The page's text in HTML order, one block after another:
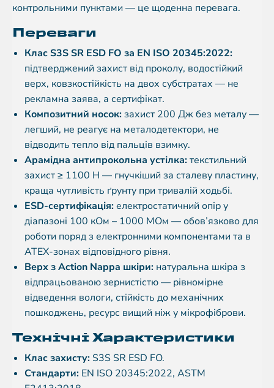
контрольними пунктами — це щоденна перевага.
Переваги
Клас S3S SR ESD FO за EN ISO 20345:2022:
підтверджений захист від проколу, водостійкий
верх, ковзкостійкість на двох субстратах — не
рекламна заява, а сертифікат.
Композитний носок:захист 200 Дж без металу —
легший, не реагує на металодетектори, не
відводить тепло від пальців взимку.
Арамідна антипрокольна устілка:текстильний
захист ≥ 1100 Н — гнучкіший за сталеву пластину,
краща чутливість ґрунту при тривалій ходьбі.
ESD-сертифікація:електростатичний опір у
діапазоні 100 кОм – 1000 МОм — обов’язково для
роботи поряд з електронними компонентами та в
ATEX-зонах відповідного рівня.
Верх з Action Nappa шкіри: натуральна шкіра з
відпрацьованою зернистістю — рівномірне
відведення вологи, стійкість до механічних
пошкоджень, ресурс вищий ніж у мікрофіброви.
Технічні Характеристики
Клас захисту: S3S SR ESD FO.
Стандарти: EN ISO 20345:2022, ASTM